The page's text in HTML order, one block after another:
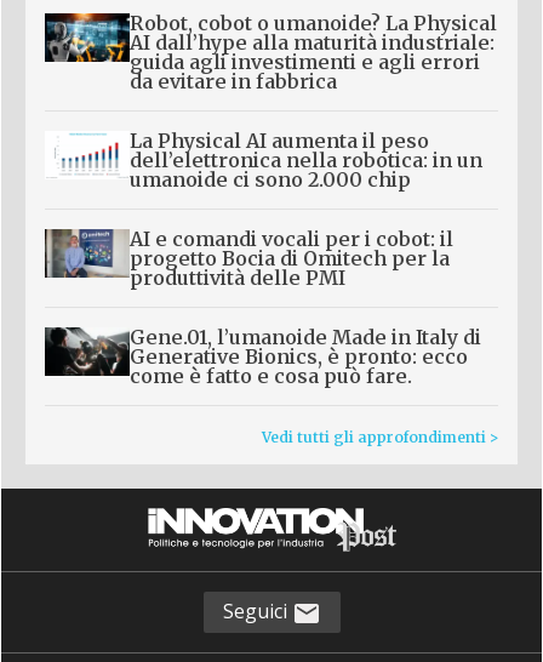
Robot, cobot o umanoide? La Physical
AI dall’hype alla maturità industriale:
guida agli investimenti e agli errori
da evitare in fabbrica
La Physical AI aumenta il peso
dell’elettronica nella robotica: in un
umanoide ci sono 2.000 chip
AI e comandi vocali per i cobot: il
progetto Bocia di Omitech per la
produttività delle PMI
Gene.01, l’umanoide Made in Italy di
Generative Bionics, è pronto: ecco
come è fatto e cosa può fare.
Vedi tutti gli approfondimenti >
Seguici